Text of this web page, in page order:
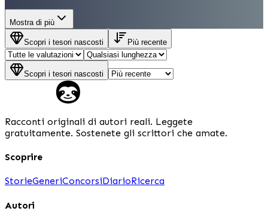
Mostra di più
Scopri i tesori nascosti Più recente
Scopri i tesori nascosti
Racconti originali di autori reali. Leggete
gratuitamente. Sostenete gli scrittori che amate.
Scoprire
StorieGeneriConcorsiDiarioRicerca
Autori